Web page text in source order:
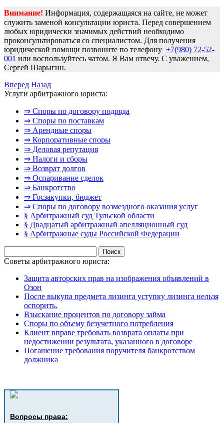
Внимание! Информация, содержащаяся на сайте, не может
служить заменой консультации юриста. Перед совершением
любых юридически значимых действий необходимо
проконсультироваться со специалистом. Для получения
юридической помощи позвоните по телефону +7(980) 72-52-
001 или воспользуйтесь чатом. Я Вам отвечу. С уважением,
Сергей Шарыгин.
Вперед Назад
Услуги арбитражного юриста:
⇒ Споры по договору подряда
⇒ Споры по поставкам
⇒ Арендные споры
⇒ Корпоративные споры
⇒ Деловая репутация
⇒ Налоги и сборы
⇒ Возврат долгов
⇒ Оспаривание сделок
⇒ Банкротство
⇒ Госзакупки, бюджет
⇒ Споры по договору возмездного оказания услуг
§ Арбитражный суд Тульской области
§ Двадцатый арбитражный апелляционный суд
§ Арбитражные суды Российской Федерации
Советы арбитражного юриста:
Защита авторских прав на изображения объявлений в
Озон
После выкупа предмета лизинга уступку лизинга нельзя
оспорить.
Взыскание процентов по договору займа
Споры по объему безучетного потребления
Клиент вправе требовать возврата оплаты при
недостижении результата, указанного в договоре
Погашение требования поручителя банкротством
должника
Вопросы права: